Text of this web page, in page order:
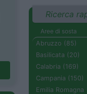
Ricerca
Aree di sosta
Abruzzo (85)
Basilicata (20)
Calabria (169)
Campania (150)
Emilia Romagna